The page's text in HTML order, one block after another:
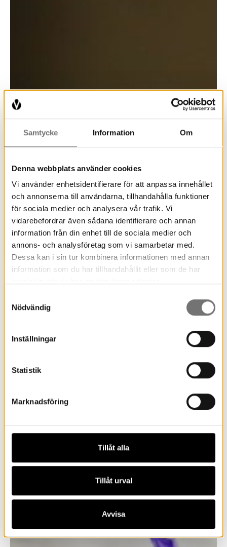
Samtycke Information Om
Denna webbplats använder cookies
Vi använder enhetsidentifierare för att anpassa innehållet
och annonserna till användarna, tillhandahålla funktioner
för sociala medier och analysera vår trafik. Vi
vidarebefordrar även sådana identifierare och annan
information från din enhet till de sociala medier och
annons- och analysföretag som vi samarbetar med.
Dessa kan i sin tur kombinera informationen med annan
information som du har tillhandahållit eller som de har
Nödvändig
Inställningar
Statistik
Marknadsföring
Tillåt alla
Tillåt urval
Avvisa